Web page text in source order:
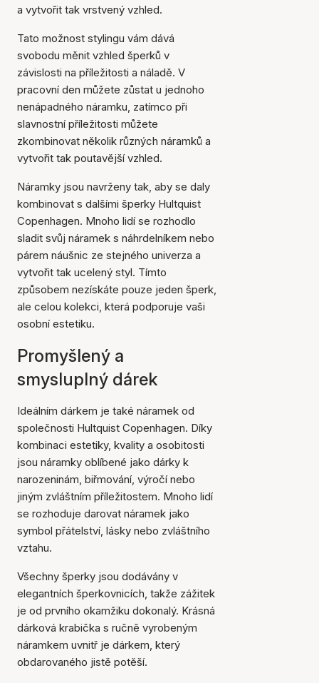
a vytvořit tak vrstvený vzhled.
Tato možnost stylingu vám dává
svobodu měnit vzhled šperků v
závislosti na příležitosti a náladě. V
pracovní den můžete zůstat u jednoho
nenápadného náramku, zatímco při
slavnostní příležitosti můžete
zkombinovat několik různých náramků a
vytvořit tak poutavější vzhled.
Náramky jsou navrženy tak, aby se daly
kombinovat s dalšími šperky Hultquist
Copenhagen. Mnoho lidí se rozhodlo
sladit svůj náramek s náhrdelníkem nebo
párem náušnic ze stejného univerza a
vytvořit tak ucelený styl. Tímto
způsobem nezískáte pouze jeden šperk,
ale celou kolekci, která podporuje vaši
osobní estetiku.
Promyšlený a
smysluplný dárek
Ideálním dárkem je také náramek od
společnosti Hultquist Copenhagen. Díky
kombinaci estetiky, kvality a osobitosti
jsou náramky oblíbené jako dárky k
narozeninám, biřmování, výročí nebo
jiným zvláštním příležitostem. Mnoho lidí
se rozhoduje darovat náramek jako
symbol přátelství, lásky nebo zvláštního
vztahu.
Všechny šperky jsou dodávány v
elegantních šperkovnicích, takže zážitek
je od prvního okamžiku dokonalý. Krásná
dárková krabička s ručně vyrobeným
náramkem uvnitř je dárkem, který
obdarovaného jistě potěší.